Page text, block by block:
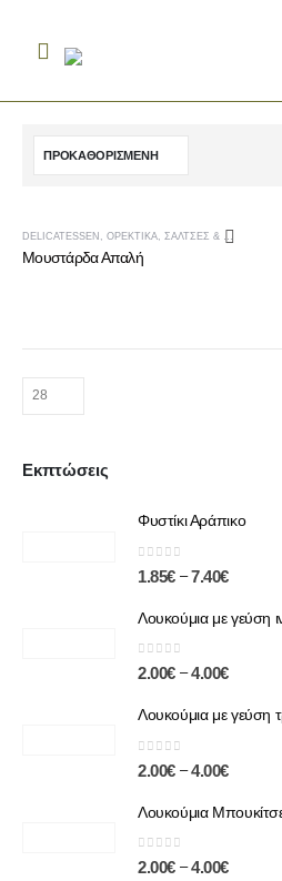
DELICATESSEN , ΟΡΕΚΤΙΚΆ, ΣΆΛΤΣΕΣ & ΟΡΕΚΤΙΚΆ
Μουστάρδα Απαλή
Εκπτώσεις
Φυστίκι Αράπικο
0 out of 5
1.85€ – 7.40€
Λουκούμια με γεύση
0out of 5
2.00€ – 4.00€
Λουκούμια με γεύση
0out of 5
2.00€ – 4.00€
Λουκούμια
0out of 5
2.00€ – 4.00€